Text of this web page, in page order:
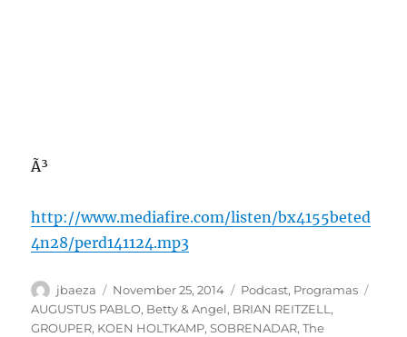
Ã³
http://www.mediafire.com/listen/bx4155beted
4n28/perd141124.mp3
Author
jbaeza
Posted
on
November 25, 2014 Categories
Podcast, Programas
AUGUSTUS PABLO, Betty & Angel, BRIAN REITZELL ,
GROUPER, KOEN HOLTKAMP,SOBRENADAR,The